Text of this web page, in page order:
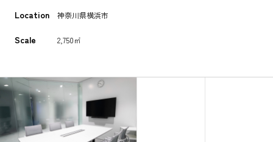
Location 神奈川県横浜市
Scale 2,750㎡